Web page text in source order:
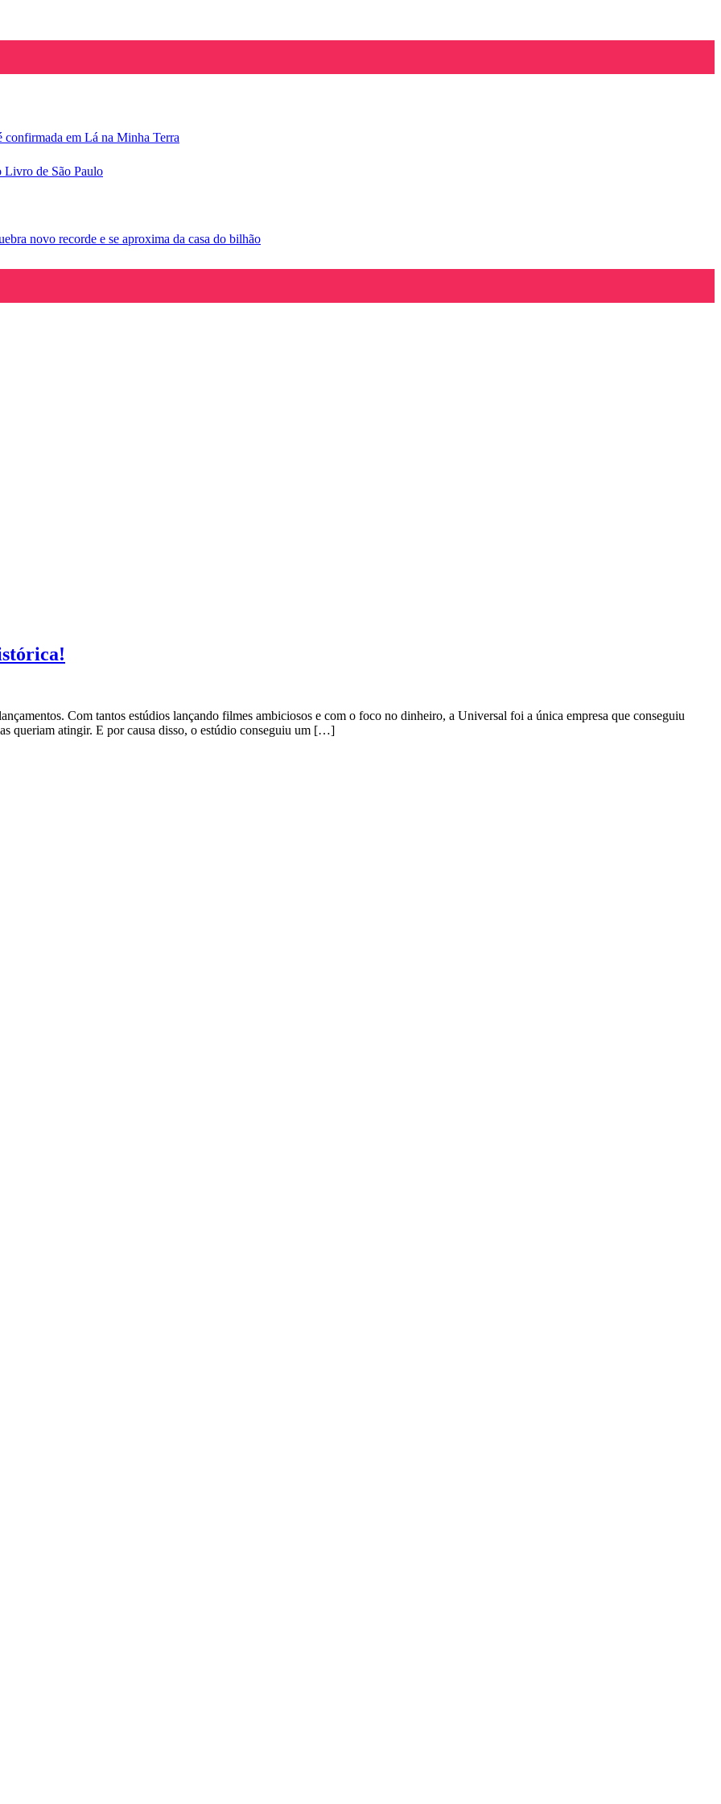
em Lá na Minha Terra
Livro de São Paulo
novo recorde e se aproxima da casa do bilhão
Com tantos estúdios lançando filmes ambiciosos e com o foco no dinheiro, a Universal foi a única empresa que conseguiu
queriam atingir. E por causa disso, o estúdio conseguiu um […]